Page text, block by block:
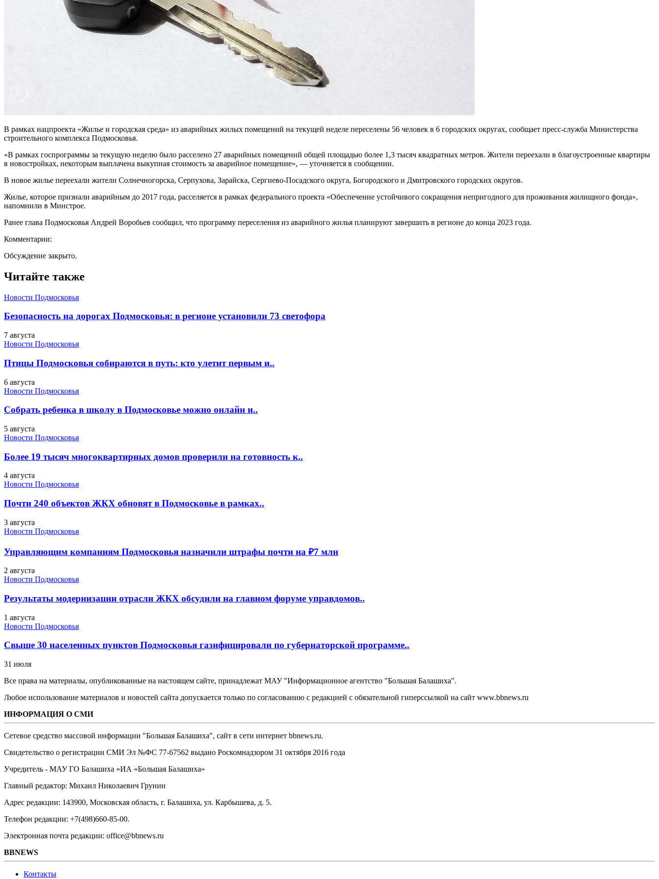
В рамках нацпроекта «Жилье и городская среда» из аварийных жилых помещений на текущей неделе переселены 56 человек в 6 городских округах, сообщает пресс-служба Министерства
строительного комплекса Подмосковья.
«В рамках госпрограммы за текущую неделю было расселено 27 аварийных помещений общей площадью более 1,3 тысяч квадратных метров. Жители переехали в благоустроенные квартиры
в новостройках, некоторым выплачена выкупная стоимость за аварийное помещение», — уточняется в сообщении.
В новое жилье переехали жители Солнечногорска, Серпухова, Зарайска, Сергиево-Посадского округа, Богородского и Дмитровского городских округов.
Жилье, которое признали аварийным до 2017 года, расселяется в рамках федерального проекта «Обеспечение устойчивого сокращения непригодного для проживания жилищного фонда»,
напомнили в Минстрое.
Ранее глава Подмосковья Андрей Воробьев сообщил, что программу переселения из аварийного жилья планируют завершить в регионе до конца 2023 года.
Комментарии:
Обсуждение закрыто.
Читайте также
Новости Подмосковья
Безопасность на дорогах Подмосковья: в регионе установили 73 светофора
7 августа
Новости Подмосковья
Птицы Подмосковья собираются в путь: кто улетит первым и..
6 августа
Новости Подмосковья
Собрать ребенка в школу в Подмосковье можно онлайн и..
5 августа
Новости Подмосковья
Более 19 тысяч многоквартирных домов проверили на готовность к..
4 августа
Новости Подмосковья
Почти 240 объектов ЖКХ обновят в Подмосковье в рамках..
3 августа
Новости Подмосковья
Управляющим компаниям Подмосковья назначили штрафы почти на ₽7 млн
2 августа
Новости Подмосковья
Результаты модернизации отрасли ЖКХ обсудили на главном форуме управдомов..
1 августа
Новости Подмосковья
Свыше 30 населенных пунктов Подмосковья газифицировали по губернаторской программе..
31 июля
Все права на материалы, опубликованные на настоящем сайте, принадлежат МАУ "Информационное агентство "Большая Балашиха".
Любое использование материалов и новостей сайта допускается только по согласованию с редакцией с обязательной гиперссылкой на сайт www.bbnews.ru
ИНФОРМАЦИЯ О СМИ
Сетевое средство массовой информации "Большая Балашиха", сайт в сети интернет bbnews.ru.
Свидетельство о регистрации СМИ Эл №ФС ‎77-67562 выдано Роскомнадзором 31 октября 2016 года
Учредитель - МАУ ГО Балашиха «ИА «Большая Балашиха»
Главный редактор: Михаил Николаевич Грунин
Адрес редакции: 143900, Московская область, г. Балашиха, ул. Карбышева, д. 5.
Телефон редакции: +7(498)660-85-00.
Электронная почта редакции: office@bbnews.ru
BBNEWS
Контакты